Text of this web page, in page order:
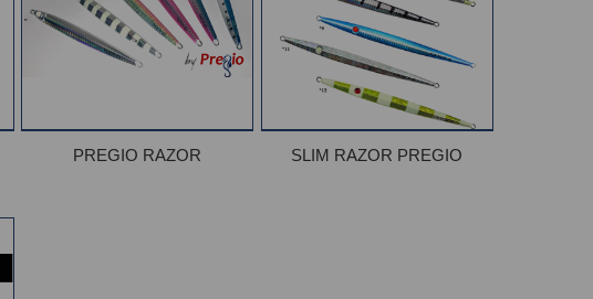
PREGIO RAZOR SLIM RAZOR PREGIO